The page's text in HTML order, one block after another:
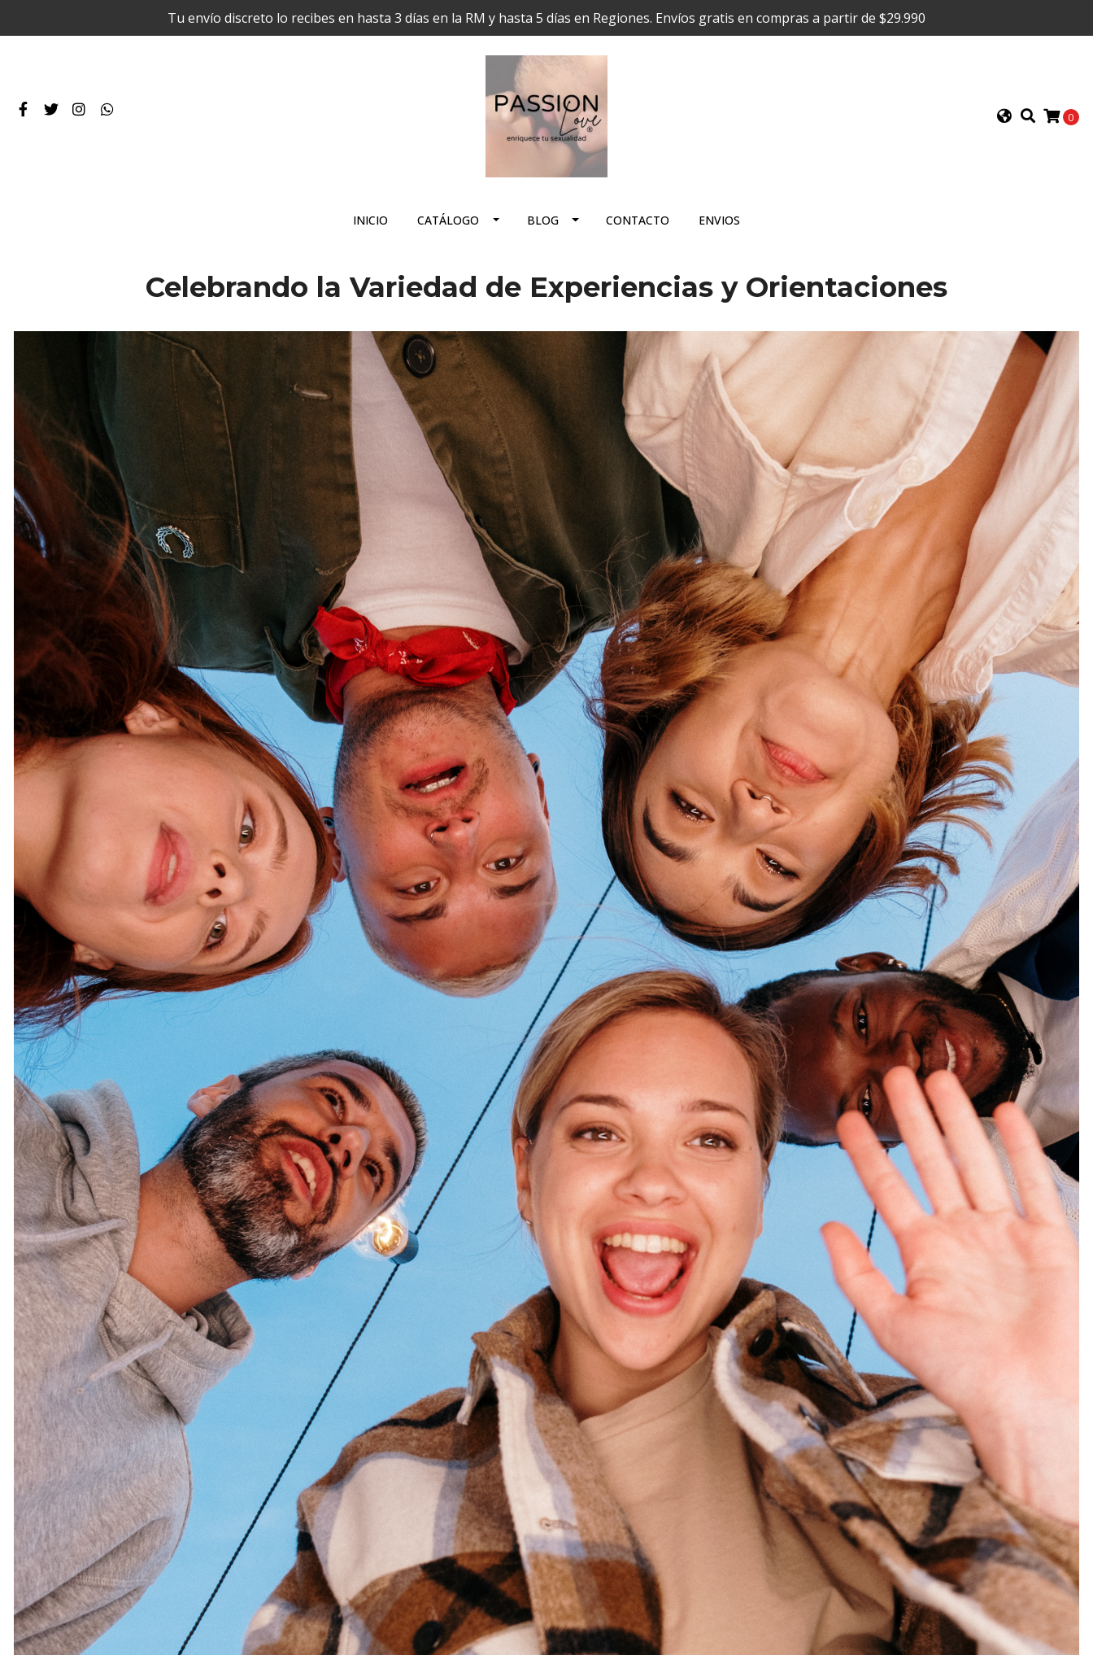
Tu envío discreto lo recibes en hasta 3 días en la RM y hasta 5 días en Regiones. Envíos gratis en compras a partir de $29.990
0
INICIO CATÁLOGO BLOG CONTACTO ENVIOS
Celebrando la Variedad de Experiencias y Orientaciones